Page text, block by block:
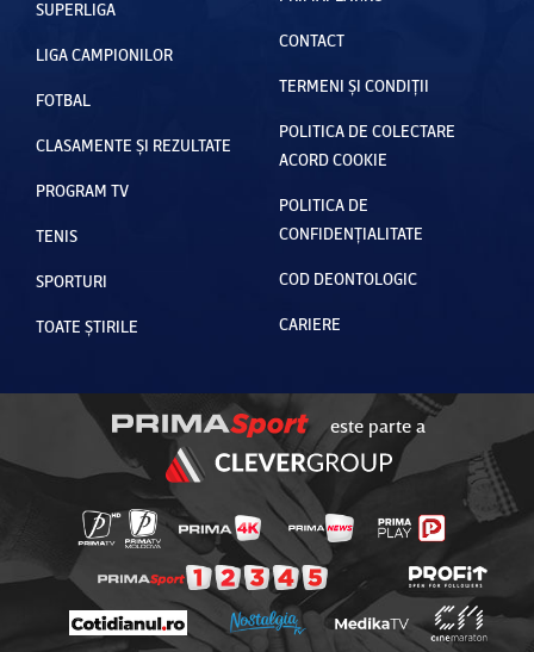
SUPERLIGA
LIGA CAMPIONILOR
FOTBAL
CLASAMENTE ȘI REZULTATE
PROGRAM TV
TENIS
SPORTURI
TOATE ȘTIRILE
CONTACT
TERMENI ȘI CONDIȚII
POLITICA DE COLECTARE
ACORD COOKIE
POLITICA DE
CONFIDENȚIALITATE
COD DEONTOLOGIC
CARIERE
este parte a